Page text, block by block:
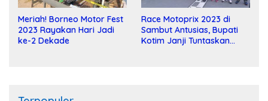
Meriah! Borneo Motor Fest
2023 Rayakan Hari Jadi
ke-2 Dekade
Race Motoprix 2023 di
Sambut Antusias, Bupati
Kotim Janji Tuntaskan